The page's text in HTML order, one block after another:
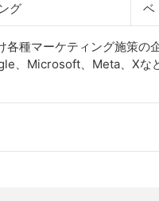
グ ベ
各種マーケティング施策
、Microsoft、Meta、Xな